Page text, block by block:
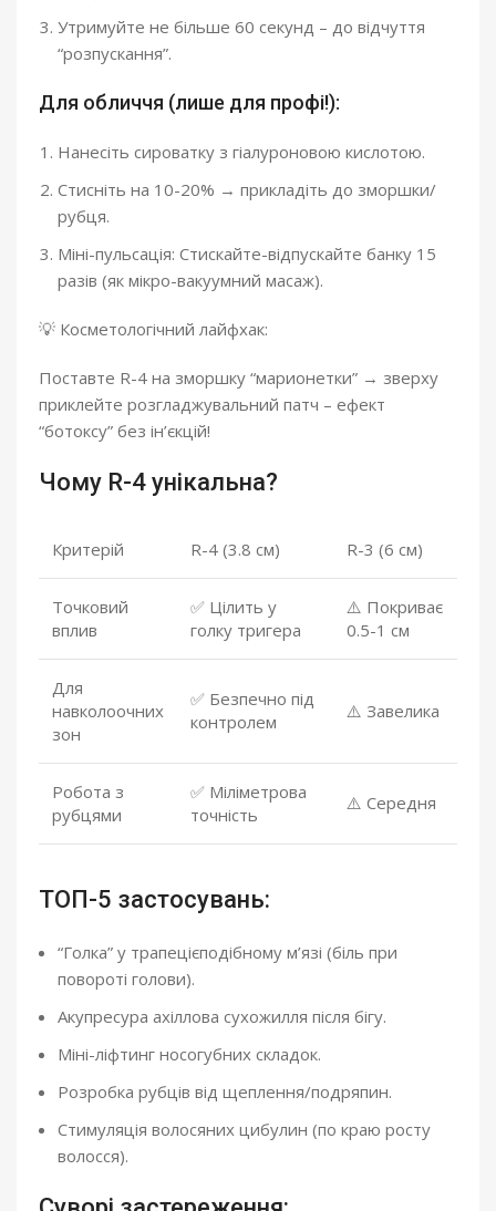
Утримуйте не більше 60 секунд – до відчуття
“розпускання”.
Для обличчя (лише для профі!):
Нанесіть сироватку з гіалуроновою кислотою.
Стисніть на 10-20% → прикладіть до зморшки/
рубця.
Міні-пульсація: Стискайте-відпускайте банку 15
разів (як мікро-вакуумний масаж).
💡 Косметологічний лайфхак:
Поставте R-4 на зморшку “марионетки” → зверху
приклейте розгладжувальний патч – ефект
“ботоксу” без ін’єкцій!
Чому R-4 унікальна?
Критерій R-4 (3.8 см) R-3 (6 см)
Точковий
вплив
✅ Цілить у
голку тригера
⚠️ Покриває
0.5-1 см
Для
навколоочних
зон
✅ Безпечно під
контролем
⚠️ Завелика
Робота з
рубцями
✅ Міліметрова
точність
⚠️ Середня
ТОП-5 застосувань:
“Голка” у трапецієподібному м’язі (біль при
повороті голови).
Акупресура ахіллова сухожилля після бігу.
Міні-ліфтинг носогубних складок.
Розробка рубців від щеплення/подряпин.
Стимуляція волосяних цибулин (по краю росту
волосся).